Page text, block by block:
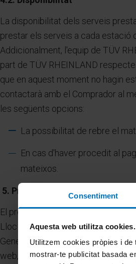
Consentiment
Aquesta web utilitza cookies.
Utilitzem cookies pròpies i
mostrar-te publicitat basada
La disponibilitat dels serveis
prestar els serveis a cada estació
Addicionalment, l'equip de TÜV
part de TÜV RHEINLAND
que en aquest moment no hagin
contactarà amb el Comprador al
les següents opcions:
La possibilitat de rebre el
En cas d'haver procedit al
mateixos.
5. Procés de contractació de
El procés d’adquisició dels
Lloc Web, el Comprador haurà
Generals de Compra, la Política
web, podrà adquirir els serveis